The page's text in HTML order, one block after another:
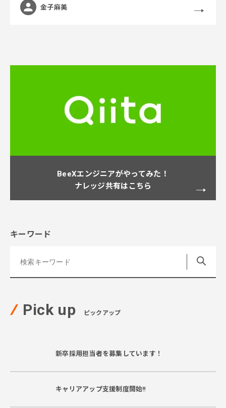
金子麻美
BeeXエンジニアがやってみた！
ナレッジ共有はこちら
キーワード
Pick up ピックアップ
新卒採用担当者を募集しています！
キャリアアップ支援制度開始‼